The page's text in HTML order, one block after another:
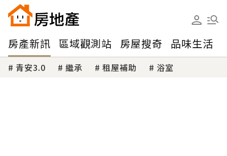
房產新訊 區域觀測站 房屋搜奇 品味生活
青安3.0 繼承 租屋補助 浴室